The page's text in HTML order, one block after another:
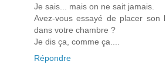
Je sais... mais on ne sait jamais.
Avez-vous essayé de placer
dans votre chambre ?
Je dis ça, comme ça....
Répondre